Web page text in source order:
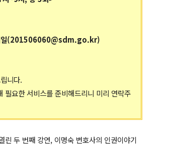
일(201506060@sdm.go.kr)
니다.
요한 서비스를 준비해드리니 미리 연락주
두 번째 강연, 이명숙 변호사의 인권이야기